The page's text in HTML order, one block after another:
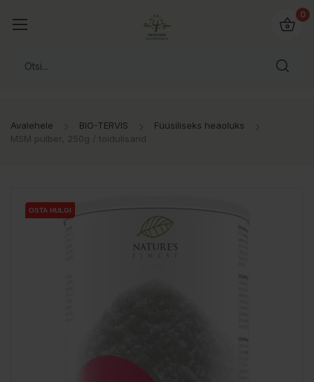
0
Avalehele BIO-TERVIS
Füüsiliseks heaoluks
MSM pulber, 250g / toidulisand
OSTA HULGI
OSTA HULGI